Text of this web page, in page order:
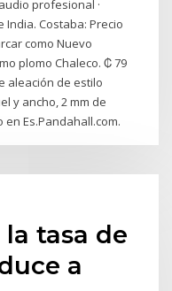
profesional ·
India. Costaba: Precio
como Nuevo
plomo Chaleco. ₡ 79
aleación de estilo
y ancho, 2 mm de
Es.Pandahall.com.
tasa de
a